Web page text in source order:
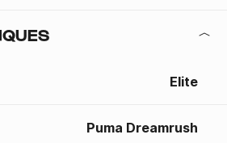
Elite
Puma Dreamrush